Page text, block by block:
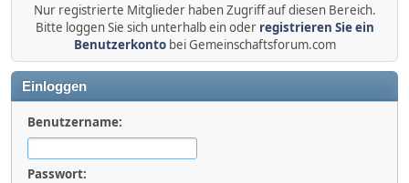
Nur registrierte Mitglieder haben Zugriff auf diesen Bereich.
Bitte loggen Sie sich unterhalb ein oder registrieren Sie ein
Benutzerkontobei Gemeinschaftsforum.com
Einloggen
Benutzername:
Passwort: